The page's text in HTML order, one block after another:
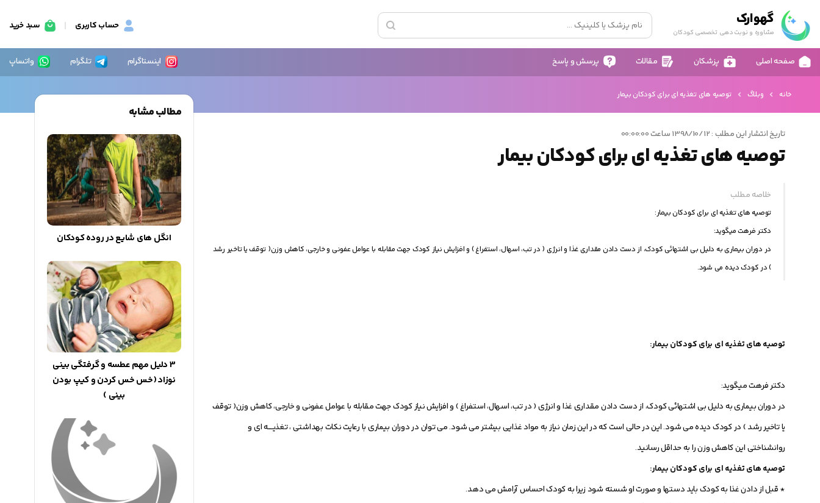
گهوارک
مشاوره و نوبت دهی تخصصی کودکان
حساب کاربری سبد خرید
صفحه اصلی پزشکان مقالات پرسش و پاسخ اینستاگرام تلگرام واتساپ
خانه وبلاگ توصیه های تغذیه ای برای کودکان بیمار
تاریخ انتشار این مطلب : 1398/10/12 ساعت 00:00:00
توصیه های تغذیه ای برای کودکان بیمار
خلاصه مطلب
توصیه های تغذیه ای برای کودکان بیمار:
دکتر فرهت میگوید:
در دوران بیماری به دلیل بی اشتهائی کودک، از دست دادن مقداری غذا و انرژی ( در تب، اسهال، استفراغ ) و افزایش نیاز کودک جهت مقابله با عوامل عفونی و خارجی، کاهش وزن( توقف یا تاخیر رشد
) در کودک دیده می شود.
توصیه های تغذیه ای برای کودکان بیمار:
دکتر فرهت میگوید:
در دوران بیماری به دلیل بی اشتهائی کودک، از دست دادن مقداری غذا و انرژی ( در تب، اسهال، استفراغ ) و افزایش نیاز کودک جهت مقابله با عوامل عفونی و خارجی، کاهش وزن( توقف
یا تاخیر رشد ) در کودک دیده می شود. این در حالی است که در این زمان نیاز به مواد غذایی بیشتر می شود. می توان در دوران بیماری با رعایت نکات بهداشتی ، تغذیـــــه ای و
روانشناختی این کاهش وزن را به حداقل رسانید.
توصیه های تغذیه ای برای کودکان بیمار:
* قبل از دادن غذا به کودک باید دستها و صورت او شسته شود زیرا به کودک احساس آرامش می دهد.
مطالب مشابه
انگل های شایع در روده کودکان
3 دلیل مهم عطسه و گرفتگی بینی
نوزاد (خس خس کردن و کیپ بودن
بینی )